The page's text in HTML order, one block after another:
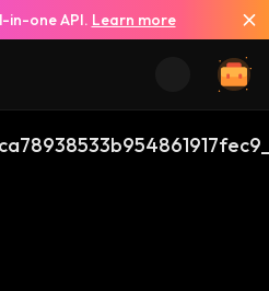
in-one API. Learn more